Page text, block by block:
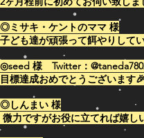
◎ミサキ・ケントのママ 様
子ども達が頑張って餌やりして
◎seed 様 Twitter：@
目標達成おめでとうございます
◎しんまい 様
微力ですがお役に立てれば嬉